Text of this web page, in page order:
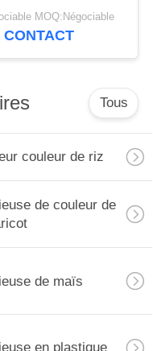
GV 2.5t/H 3
MOQ:Négociable
CONTACT
Tous
couleur de riz
de couleur de
de maïs
en plastique